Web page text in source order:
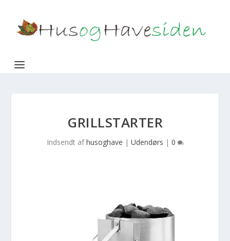
GRILLSTARTER
Indsendt afhusoghave | Udendørs | 0